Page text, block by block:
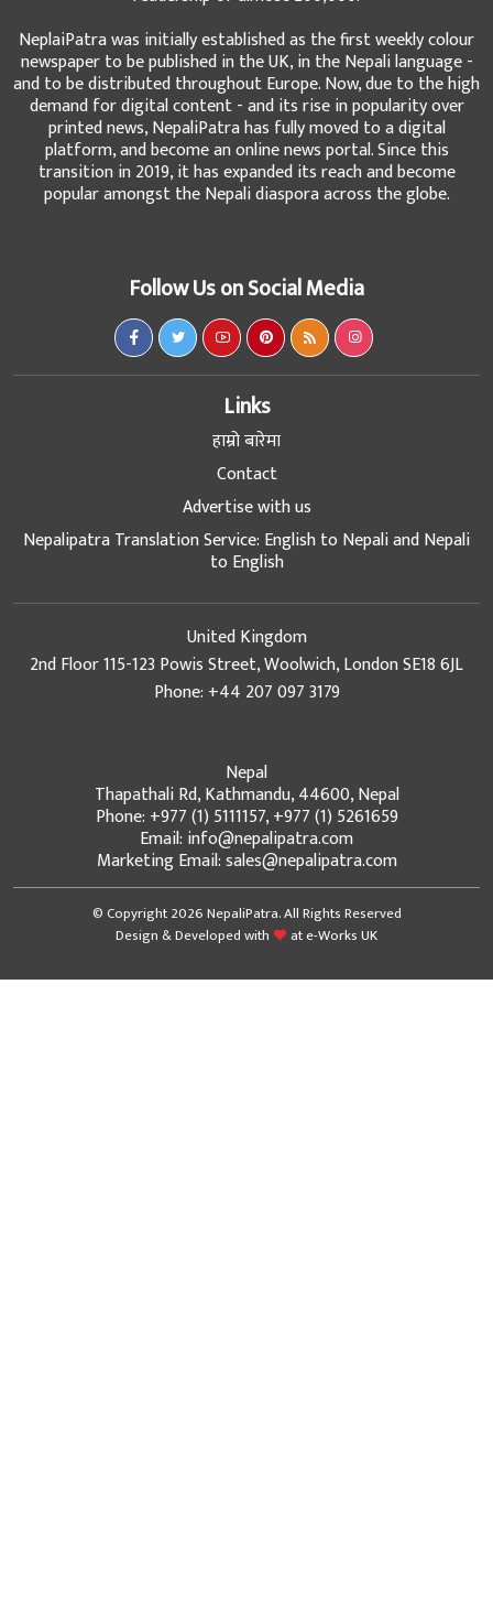
NeplaiPatra was initially established as the first weekly colour
newspaper to be published in the UK, in the Nepali language -
and to be distributed throughout Europe. Now, due to the high
demand for digital content - and its rise in popularity over
printed news, NepaliPatra has fully moved to a digital
platform, and become an online news portal. Since this
transition in 2019, it has expanded its reach and become
popular amongst the Nepali diaspora across the globe.
Follow Us on Social Media
Links
हाम्रो बारेमा
Contact
Advertise with us
Nepalipatra Translation Service: English to Nepali and Nepali
to English
United Kingdom
2nd Floor 115-123 Powis Street, Woolwich, London SE18 6JL
Phone: +44 207 097 3179
Nepal
Thapathali Rd, Kathmandu, 44600, Nepal
Phone: +977 (1) 5111157, +977 (1) 5261659
Email: info@nepalipatra.com
Marketing Email: sales@nepalipatra.com
© Copyright 2026 NepaliPatra. All Rights Reserved
Design & Developed with
ate-Works UK